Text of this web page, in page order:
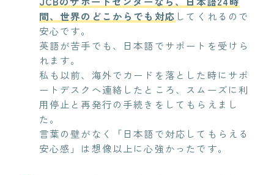
間、世界のどこからでも対応 してくれるので
安心です。
英語が苦手でも、日本語でサポートを受けら
れます。
私も以前、海外でカードを落とした時にサポ
ートデスクへ連絡したところ、スムーズに利
用停止と再発行の手続きをしてもらえまし
た。
言葉の壁がなく「日本語で対応してもらえる
安心感」は想像以上に心強かったです。